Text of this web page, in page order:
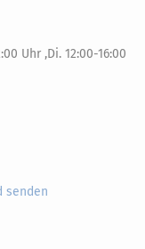
Uhr ,Di. 12:00-16:00
senden